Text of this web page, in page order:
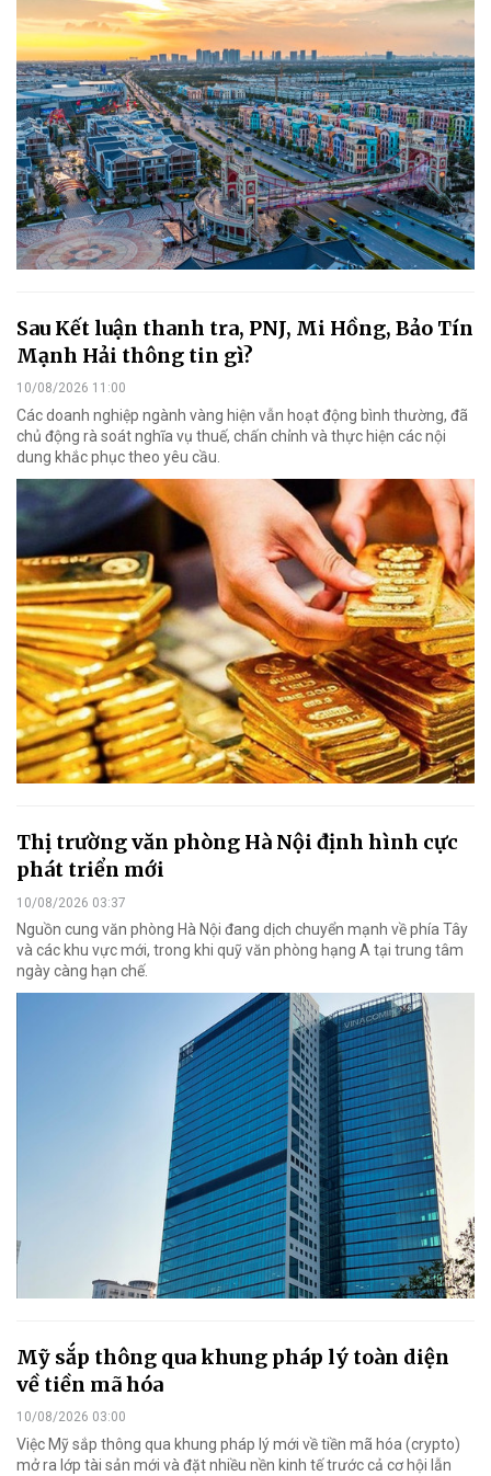
Sau Kết luận thanh tra, PNJ, Mi Hồng, Bảo Tín
Mạnh Hải thông tin gì?
10/08/2026 11:00
Các doanh nghiệp ngành vàng hiện vẫn hoạt động bình thường, đã
chủ động rà soát nghĩa vụ thuế, chấn chỉnh và thực hiện các nội
dung khắc phục theo yêu cầu.
Thị trường văn phòng Hà Nội định hình cực
phát triển mới
10/08/2026 03:37
Nguồn cung văn phòng Hà Nội đang dịch chuyển mạnh về phía Tây
và các khu vực mới, trong khi quỹ văn phòng hạng A tại trung tâm
ngày càng hạn chế.
Mỹ sắp thông qua khung pháp lý toàn diện
về tiền mã hóa
10/08/2026 03:00
Việc Mỹ sắp thông qua khung pháp lý mới về tiền mã hóa (crypto)
mở ra lớp tài sản mới và đặt nhiều nền kinh tế trước cả cơ hội lẫn